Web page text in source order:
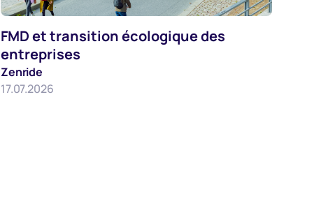
Employeurs
FMD et transition écologique des
entreprises
Zenride
17.07.2026